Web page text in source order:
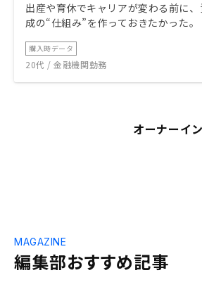
出産や育休でキャリアが変わる前に、
成の“仕組み”を作っておきたかった。
購入時データ
20代 / 金融機関勤務
オーナーイ
編集部おすすめ記事
MAGAZINE